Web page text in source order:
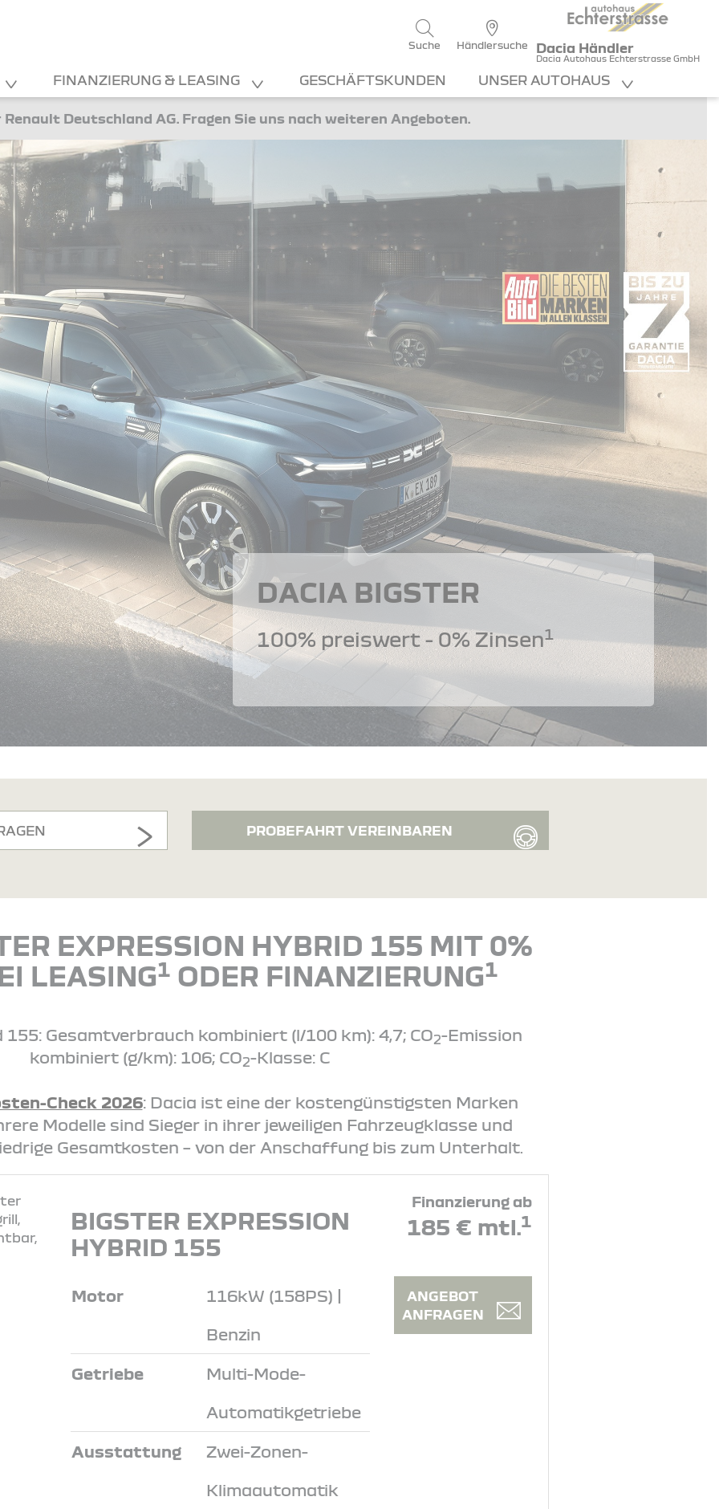
Suche Händlersuche Dacia Händler
Dacia Autohaus Echterstrasse GmbH
FINANZIERUNG & LEASING GESCHÄFTSKUNDEN UNSER AUTOHAUS
Deutschland AG. Fragen Sie uns nach weiteren Angeboten.
DACIA BIGSTER
100% preiswert - 0% Zinsen1
PROBEFAHRT VEREINBAREN
EXPRESSION HYBRID 155 MIT 0%
LEASING1 ODER FINANZIERUNG1
Gesamtverbrauch kombiniert (l/100 km): 4,7; CO2-Emission
kombiniert (g/km): 106; CO2-Klasse: C
Check 2026: Dacia ist eine der kostengünstigsten Marken
Modelle sind Sieger in ihrer jeweiligen Fahrzeugklasse und
Gesamtkosten – von der Anschaffung bis zum Unterhalt.
BIGSTER EXPRESSION
HYBRID 155
Finanzierung ab
185 € mtl.1
Motor 116kW (158PS) |
Benzin
Getriebe Multi-Mode-
Automatikgetriebe
Ausstattung Zwei-Zonen-
Klimaautomatik
ANGEBOT
ANFRAGEN